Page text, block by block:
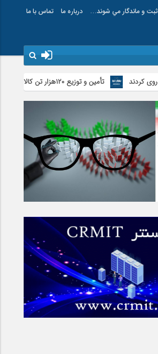
و ماندگار مي شوند… درباره ما تماس با ما
تأمین و توزیع ۱۲۰هزار تن کالای اساسی در استان اردبیل/ خط دوم ایکس‌ری گمرک بیله‌سوار با تجهیزات مدرن عملیاتی خواهد شد